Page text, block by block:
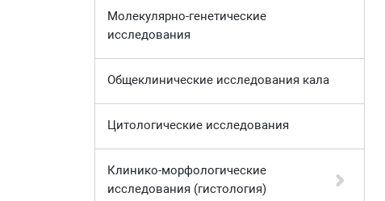
Молекулярно-генетические
исследования
Общеклинические исследования кала
Цитологические исследования
Клинико-морфологические
исследования (гистология)